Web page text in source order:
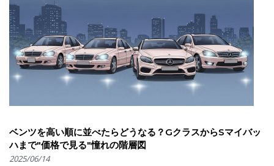
ベンツを高い順に並べたらどうなる？GクラスからSマイバッ
ハまで"価格で見る"憧れの階層図
2025/06/14